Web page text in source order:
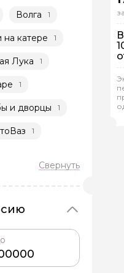
Волга 1
на катере 1
Лука 1
1
и дворцы 1
1